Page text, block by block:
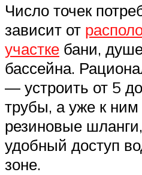
Число точек
зависит от
участке бани,
бассейна.
— устроить от 5
трубы, а уже к
резиновые
удобный доступ
зоне.